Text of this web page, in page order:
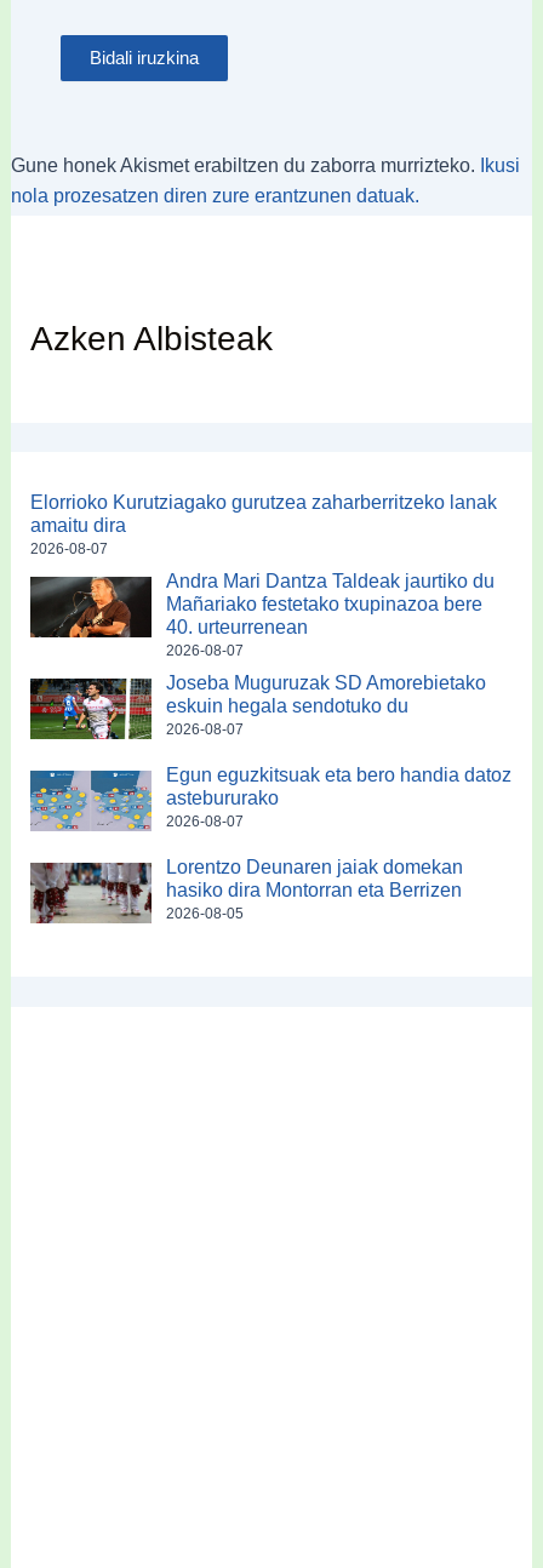
Gune honek Akismet erabiltzen du zaborra murrizteko.
Ikusi
nola prozesatzen diren zure erantzunen datuak.
Azken Albisteak
Elorrioko Kurutziagako gurutzea zaharberritzeko lanak
amaitu dira
2026-08-07
Andra Mari Dantza Taldeak jaurtiko du
Mañariako festetako txupinazoa bere
40. urteurrenean
2026-08-07
Joseba Muguruzak SD Amorebietako
eskuin hegala sendotuko du
2026-08-07
Egun eguzkitsuak eta bero handia datoz
astebururako
2026-08-07
Lorentzo Deunaren jaiak domekan
hasiko dira Montorran eta Berrizen
2026-08-05